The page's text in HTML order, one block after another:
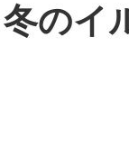
のイ